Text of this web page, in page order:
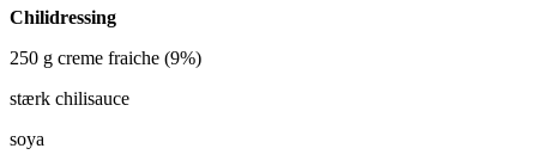
Chilidressing
250 g creme fraiche (9%)
stærk chilisauce
soya